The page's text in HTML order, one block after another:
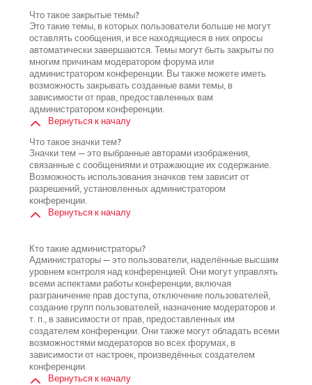
Что такое закрытые темы?
Это такие темы, в которых пользователи больше не могут
оставлять сообщения, и все находящиеся в них опросы
автоматически завершаются. Темы могут быть закрыты по
многим причинам модератором форума или
администратором конференции. Вы также можете иметь
возможность закрывать созданные вами темы, в
зависимости от прав, предоставленных вам
администратором конференции.
Вернуться к началу
Что такое значки тем?
Значки тем — это выбранные авторами изображения,
связанные с сообщениями и отражающие их содержание.
Возможность использования значков тем зависит от
разрешений, установленных администратором
конференции.
Вернуться к началу
Кто такие администраторы?
Администраторы — это пользователи, наделённые высшим
уровнем контроля над конференцией. Они могут управлять
всеми аспектами работы конференции, включая
разграничение прав доступа, отключение пользователей,
создание групп пользователей, назначение модераторов и
т. п., в зависимости от прав, предоставленных им
создателем конференции. Они также могут обладать всеми
возможностями модераторов во всех форумах, в
зависимости от настроек, произведённых создателем
конференции.
Вернуться к началу